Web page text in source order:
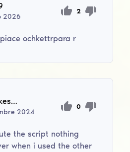
2026
2
ochkettrpara r
mydoglikestoeatfood
2024
0
the script nothing
when i used the other